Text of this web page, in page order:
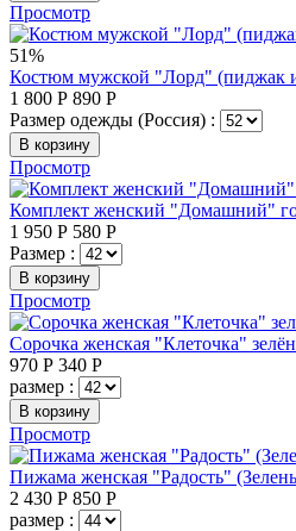
Просмотр
51%
Костюм мужской "Лорд" (пиджак
1 800 Р 890 Р
Размер одежды (Россия) :
В корзину
Просмотр
Комплект женский "Домашний"
1 950 Р 580 Р
Размер :
В корзину
Просмотр
Сорочка женская "Клеточка"
970 Р 340 Р
размер :
В корзину
Просмотр
Пижама женская "Радость"
2 430 Р 850 Р
размер :